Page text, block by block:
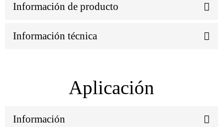
Información de producto
Información técnica
Aplicación
Información